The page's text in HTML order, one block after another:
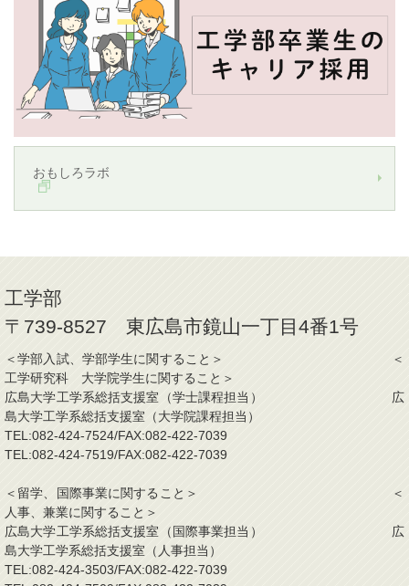
おもしろラボ
工学部
〒739-8527 東広島市鏡山一丁目4番1号
＜学部入試、学部学生に関すること＞ ＜
工学研究科 大学院学生に関すること＞
広島大学工学系総括支援室（学士課程担当） 広
島大学工学系総括支援室（大学院課程担当）
TEL:082-424-7524/FAX:082-422-7039
TEL:082-424-7519/FAX:082-422-7039
＜留学、国際事業に関すること＞ ＜
人事、兼業に関すること＞
広島大学工学系総括支援室（国際事業担当） 広
島大学工学系総括支援室（人事担当）
TEL:082-424-3503/FAX:082-422-7039